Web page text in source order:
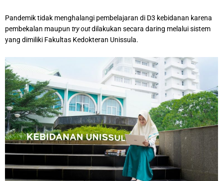
Pandemik tidak menghalangi pembelajaran di D3 kebidanan karena
pembekalan maupun try outdilakukan secara daring melalui sistem
yang dimiliki Fakultas Kedokteran Unissula.